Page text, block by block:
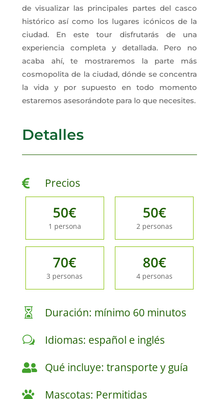
de visualizar las principales partes del casco
histórico así como los lugares icónicos de la
ciudad. En este tour disfrutarás de una
experiencia completa y detallada. Pero no
acaba ahí, te mostraremos la parte más
cosmopolita de la ciudad, dónde se concentra
la vida y por supuesto en todo momento
estaremos asesorándote para lo que necesites.
Detalles
 Precios
50€
1 persona
50€
2 personas
70€
3 personas
80€
4 personas
 Duración: mínimo 60 minutos
w Idiomas: español e inglés
 Qué incluye: transporte y guía
 Mascotas: Permitidas